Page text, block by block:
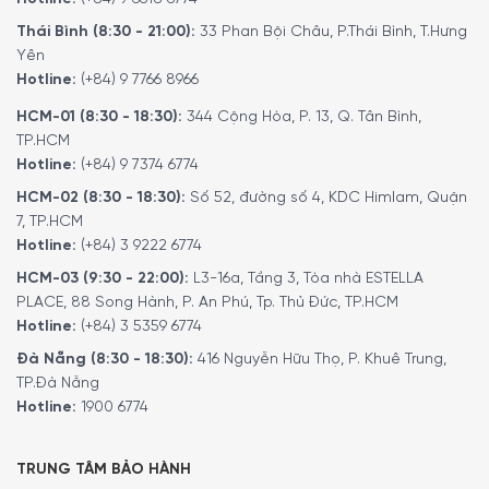
nghiệm sản phẩm này.
MINH HOUSE CAM KẾT:
Bảo hành bằng thẻ bảo hành chính hãng từ công ty.
Hàng đúng nguồn gốc, chính hãng, nhập khẩu Đức & EU.
EP2230/10 Serie 2200 nổi bật như một tác phẩm nghệ
Thái Bình (8:30 - 21:00): 33 Phan Bội Châu, P.Thái Bình, T.Hưng
Yên
Hotline: (+84) 9 7766 8966
HCM-01 (8:30 - 18:30): 344 Cộng Hòa, P. 13, Q. Tân Bình,
TP.HCM
Hotline: (+84) 9 7374 6774
HCM-02 (8:30 - 18:30): Số 52, đường số 4, KDC Himlam, Quận
7, TP.HCM
Hotline: (+84) 3 9222 6774
HCM-03 (9:30 - 22:00): L3-16a, Tầng 3, Tòa nhà ESTELLA
PLACE, 88 Song Hành, P. An Phú, Tp. Thủ Đức, TP.HCM
Hotline: (+84) 3 5359 6774
Đà Nẵng (8:30 - 18:30): 416 Nguyễn Hữu Thọ, P. Khuê Trung,
TP.Đà Nẵng
Hotline: 1900 6774
TRUNG TÂM BẢO HÀNH